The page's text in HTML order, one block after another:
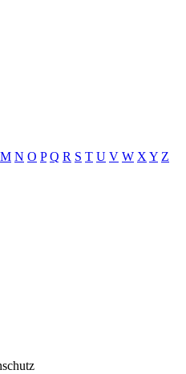
M N O P Q R S T U V W X Y Z